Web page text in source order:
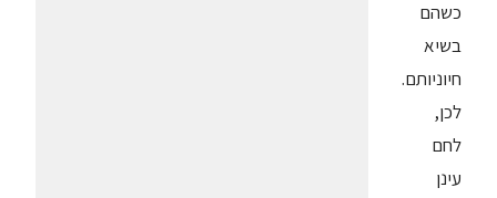
כשהם
בשיא
חיוניותם.
לכן,
לחם
עינן